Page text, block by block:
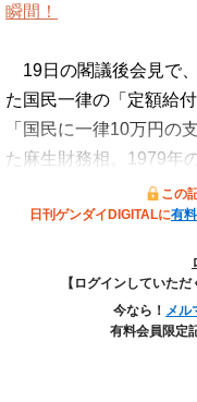
瞬間！
19日の閣議後会見で
た国民一律の「定額給
「国民に一律10万円の
た麻生財務相。1979年
この
日刊ゲンダイDIGITALに有
【ログインしていた
今なら！ メル
有料会員限定